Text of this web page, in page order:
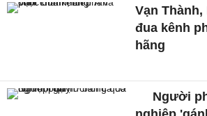
Vạn
đua kênh
hãng
Người